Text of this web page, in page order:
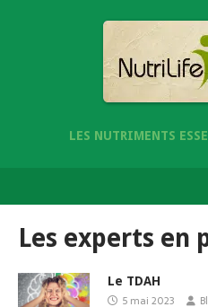
LES NUTRIMENTS
Les experts en
Le TDAH
5 mai 2023